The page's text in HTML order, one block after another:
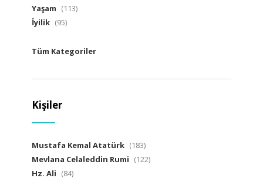
Yaşam (113)
İyilik (95)
Tüm Kategoriler
Kişiler
Mustafa Kemal Atatürk (183)
Mevlana Celaleddin Rumi (122)
Hz. Ali (84)